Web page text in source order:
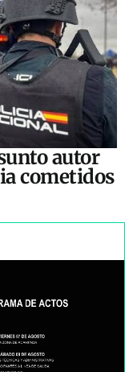
autor
cometidos